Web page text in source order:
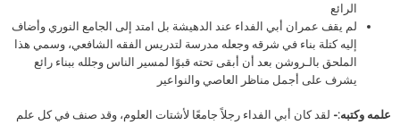
الرائع
لم يقف عمران أبي الفداء عند الدهيشة بل امتد إلى الجامع النوري وأضاف
إليه كتلة بناء في شرقه وجعله مدرسة لتدريس الفقه الشافعي، وسمي هذا
الملحق بالـروشن بعد أن أبقى تحته قبوًا لمسير الناس وجلله ببناء رائع
يشرف على أجمل مناظر العاصي والنواعير
علمه وكتبه:- لقد كان أبي الفداء رجلاً جامعًا لأشتات العلوم، وقد صنف في كل علم